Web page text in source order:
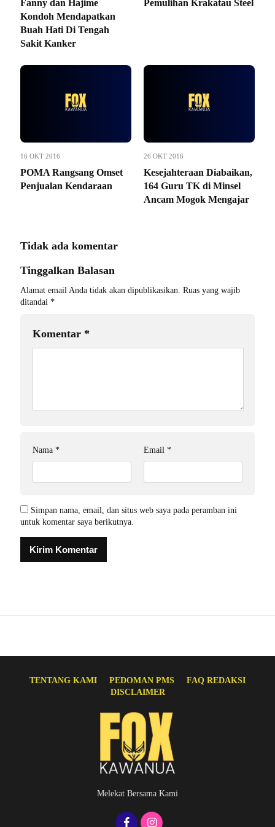
Fanny dan Hajime
Kondoh Mendapatkan
Buah Hati Di Tengah
Sakit Kanker
Pemulihan Krakatau Steel
16 OKT 2016
POMA Rangsang Omset
Penjualan Kendaraan
26 OKT 2016
Kesejahteraan Diabaikan,
164 Guru TK di Minsel
Ancam Mogok Mengajar
Tidak ada komentar
Tinggalkan Balasan
Alamat email Anda tidak akan dipublikasikan. Ruas yang wajib
ditandai *
Komentar *
Nama * Email *
Simpan nama, email, dan situs web saya pada peramban ini
untuk komentar saya berikutnya.
TENTANG KAMI PEDOMAN PMS
FAQ REDAKSI
DISCLAIMER
Melekat Bersama Kami